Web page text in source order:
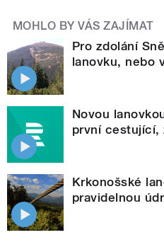
MOHLO BY VÁS ZAJÍMAT
Pro zdolání
lanovku, nebo
Novou
první cestující,
Krkonošské
pravidelnou